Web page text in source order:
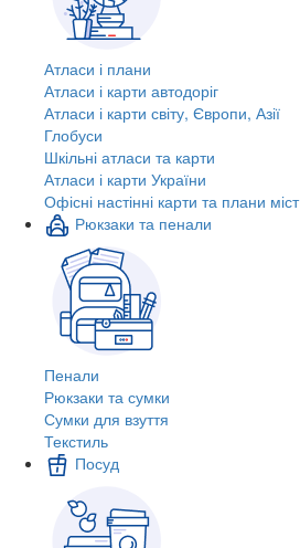
Атласи і плани
Атласи і карти автодоріг
Атласи і карти світу, Європи, Азії
Глобуси
Шкільні атласи та карти
Атласи і карти України
Офісні настінні карти та плани міст
Рюкзаки та пенали
Пенали
Рюкзаки та сумки
Сумки для взуття
Текстиль
Посуд